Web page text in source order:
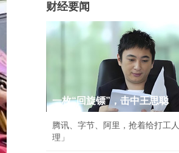
财经要闻
一枚“回旋镖”，击中王思聪
腾讯、字节、阿里，抢着给打工
理」